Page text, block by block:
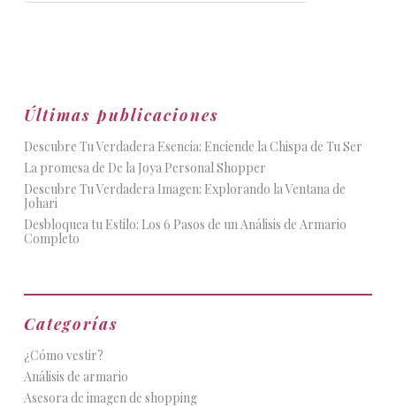
Últimas publicaciones
Descubre Tu Verdadera Esencia: Enciende la Chispa de Tu Ser
La promesa de De la Joya Personal Shopper
Descubre Tu Verdadera Imagen: Explorando la Ventana de
Johari
Desbloquea tu Estilo: Los 6 Pasos de un Análisis de Armario
Completo
Categorías
¿Cómo vestir?
Análisis de armario
Asesora de imagen de shopping